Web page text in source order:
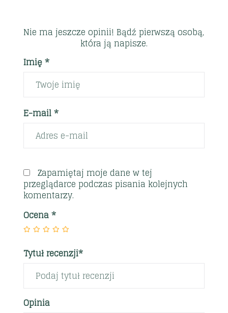
Nie ma jeszcze opinii! Bądź pierwszą osobą,
która ją napisze.
Imię *
E-mail *
Zapamiętaj moje dane w tej
przeglądarce podczas pisania kolejnych
komentarzy.
Ocena*
Tytuł recenzji*
Opinia